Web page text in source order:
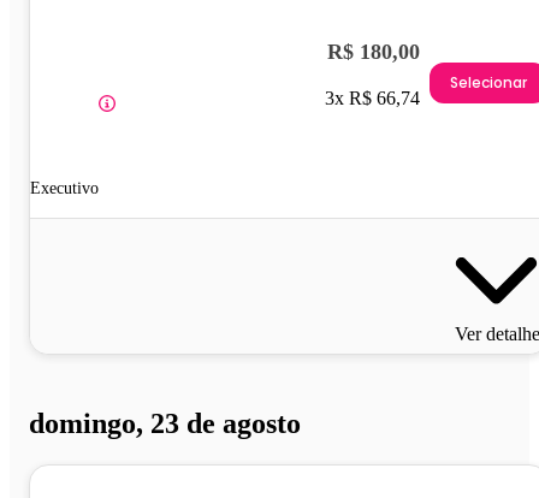
Executivo
R$ 180,00
3x R$ 66,74
Selecionar
Ver
domingo, 23 de agosto